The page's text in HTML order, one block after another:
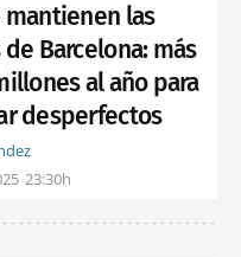
mantienen las
Barcelona: más
al año para
desperfectos
23:30h